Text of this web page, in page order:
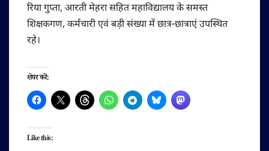
रिया गुप्ता, आरती मेहरा सहित महाविद्यालय के समस्त
शिक्षकगण, कर्मचारी एवं बड़ी संख्या में छात्र-छात्राएं उपस्थित
रहे।
शेयर करें:
Like this: